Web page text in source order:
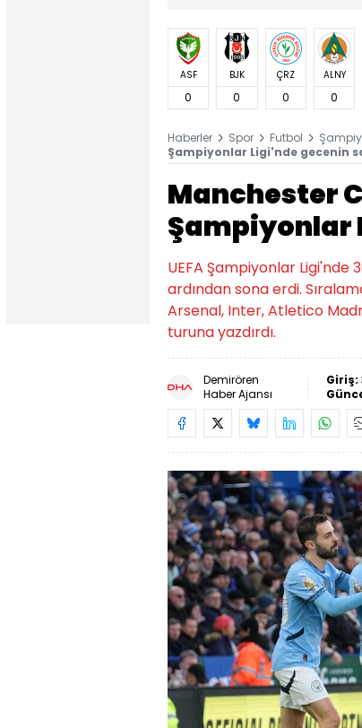
ASF
0
BJK
0
ÇRZ
0
ALNY
0
Haberler Spor Futbol
Şampiyonlar Ligi'nde gecenin
Manchester
Şampiyonlar
UEFA Şampiyonlar Ligi'nde
ardından sona erdi.
Arsenal, Inter, Atletico
turuna yazdırdı.
Demirören
Haber Ajansı
Giriş: